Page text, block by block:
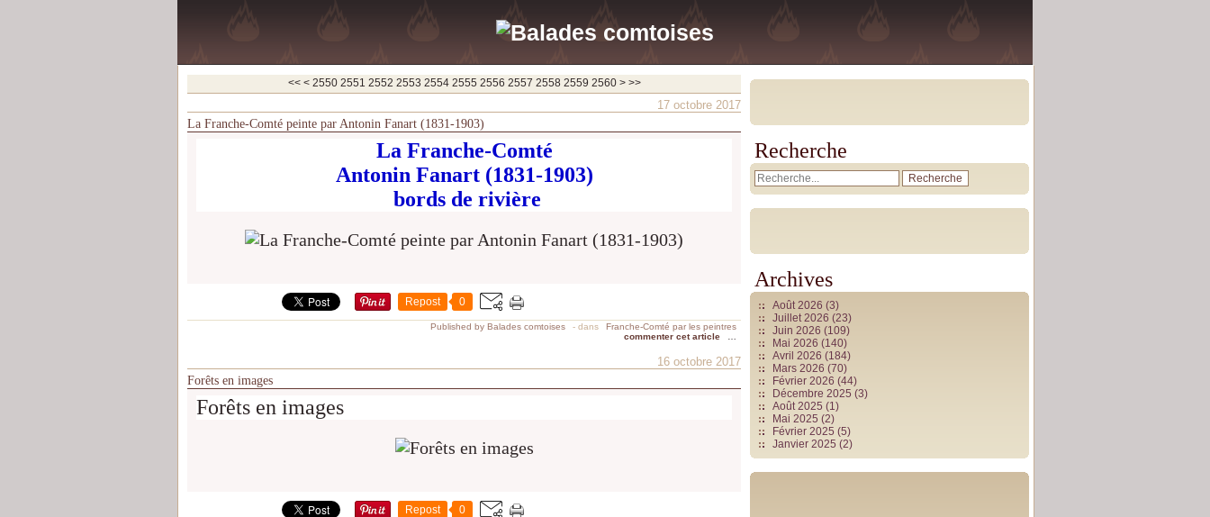
<< < 2500
2510
2520
2530
2540
2550 2551 2552 2553 2554 2555 2556 2557 2558 2559 2560 2570
2580
2590
2600
2700
2800
2900
3000
3100
3200
3300
3400
3500
3600
3700
> >>
17 octobre 2017
La Franche-Comté peinte par Antonin Fanart (1831-1903)
La Franche-Comté
Antonin Fanart (1831-1903)
bords de rivière
Repost 0
Published by Balades comtoises - dans
Franche-Comté par les peintres
commenter cet article
16 octobre 2017
Forêts en images
Forêts en images
Repost 0
Recherche
Archives
Août 2026 (3)
Juillet 2026 (23)
Juin 2026 (109)
Mai 2026 (140)
Avril 2026 (184)
Mars 2026 (70)
Février 2026 (44)
Décembre 2025 (3)
Août 2025 (1)
Mai 2025 (2)
Février 2025 (5)
Janvier 2025 (2)